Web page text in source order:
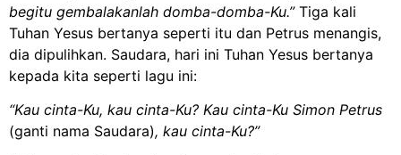
begitu gembalakanlah domba-domba-Ku.” Tiga kali
Tuhan Yesus bertanya seperti itu dan Petrus menangis,
dia dipulihkan. Saudara, hari ini Tuhan Yesus bertanya
kepada kita seperti lagu ini:
“Kau cinta-Ku, kau cinta-Ku? Kau cinta-Ku Simon Petrus
(ganti nama Saudara), kau cinta-Ku?”